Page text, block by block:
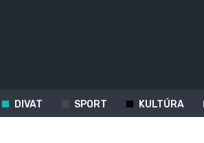
DIVAT SPORT KULTÚRA